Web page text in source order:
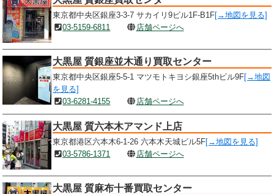
東京都中央区銀座3-3-7 サカイリ9ビル1F-B1F[→地図を見る]
03-5159-6811
店舗ページへ
大黒屋 質銀座並木通り買取センター
東京都中央区銀座5-5-1 マツモトキヨシ銀座5thビル9F[→地図
を見る]
03-6281-4155
店舗ページへ
大黒屋 質六本木アマンド上店
東京都港区六本木6-1-26 六本木天城ビル5F[→地図を見る]
03-5786-1371
店舗ページへ
大黒屋 質麻布十番買取センター